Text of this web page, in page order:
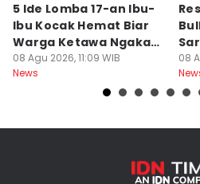
5 Ide Lomba 17-an Ibu-
Ibu Kocak Hemat Biar
Warga Ketawa Ngakak
Pas Hari Kemerdekaan
08 Agu 2026, 11:09 WIB
News
08